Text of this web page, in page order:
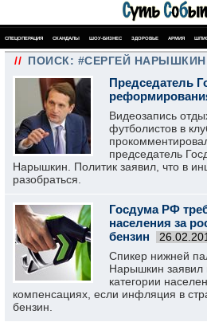
СПЕЦОПЕРАЦИЯ СКАНДАЛЫ ШОУ-БИЗНЕС ЗДОРОВЬЕ АРМИЯ
// ПОИСК: #СЕРГЕЙ НАРЫШКИН
Председатель
Видеозапись
футболистов в
председатель
Нарышкин. Политик заявил, что в
разобраться.
Госдума РФ
населения за
бензин
Спикер нижней
Нарышкин заявил
категории
компенсациях, если инфляция в
бензин.